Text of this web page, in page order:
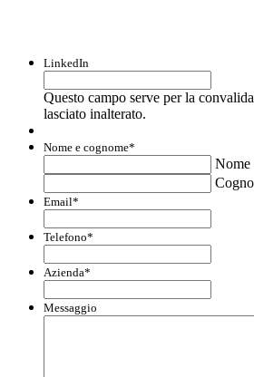
LinkedIn
Questo campo serve per la
lasciato inalterato.
Nome e cognome*
Nome
Email*
Telefono*
Azienda*
Messaggio